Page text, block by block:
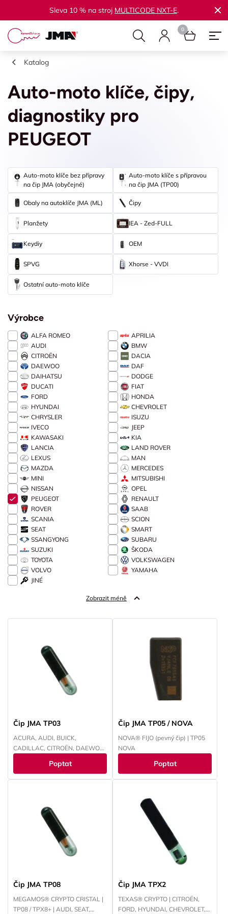
Sleva 10 % na stroj MULTICODE NXT-E.
Katalog
Auto-moto klíče, čipy,
diagnostiky pro
PEUGEOT
Auto-moto klíče bez přípravy
na čip JMA (obyčejné)
Auto-moto klíče s přípravou
na čip JMA (TP00)
Obaly na autoklíče JMA (ML) Čipy
Planžety IEA - Zed-FULL
Keydiy OEM
SPVG Xhorse - VVDI
Ostatní auto-moto klíče
Výrobce
ALFA ROMEO
APRILIA
AUDI
BMW
CITROËN
DACIA
DAEWOO
DAF
DAIHATSU
DODGE
DUCATI
FIAT
FORD
HONDA
HYUNDAI
CHEVROLET
CHRYSLER
ISUZU
IVECO
JEEP
KAWASAKI
KIA
LANCIA
LAND ROVER
LEXUS
MAN
MAZDA
MERCEDES
MINI
MITSUBISHI
NISSAN
OPEL
PEUGEOT
RENAULT
ROVER
SAAB
SCANIA
SCION
SEAT
SMART
SSANGYONG
SUBARU
SUZUKI
ŠKODA
TOYOTA
VOLKSWAGEN
VOLVO
YAMAHA
JINÉ
Zobrazit méně
Čip JMA TP03
ACURA, AUDI, BUICK,
CADILLAC, CITROËN, DAEWOO,
ISUZU, JAGUAR, KIA, LANCIA,
MAN, MERCEDES, OLDS
SATURN, ŠKODA,
VOLKSWAGEN, YAMAHA
Poptat
Čip JMA TP05 / NOVA
NOVA® FIJO (pevný čip) | TP05
NOVA
Poptat
Čip JMA TP08
MEGAMOS® CRYPTO CRISTAL |
TP08 / TPX8+ | AUDI, SEAT,
Čip JMA TPX2
TEXAS® CRYPTO | CITROËN,
FORD, HYUNDAI, CHEVROLET,